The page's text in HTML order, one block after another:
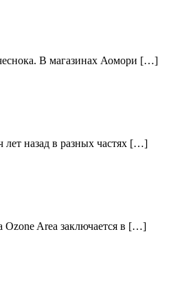
В магазинах Аомори […]
лет назад в разных частях […]
Ozone Area заключается в […]